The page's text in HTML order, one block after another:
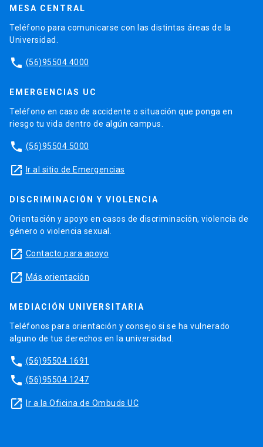
MESA CENTRAL
Teléfono para comunicarse con las distintas áreas de la
Universidad.
phone (56)95504 4000
EMERGENCIAS UC
Teléfono en caso de accidente o situación que ponga en
riesgo tu vida dentro de algún campus.
phone (56)95504 5000
launch Ir al sitio de Emergencias
DISCRIMINACIÓN Y VIOLENCIA
Orientación y apoyo en casos de discriminación, violencia de
género o violencia sexual.
launch Contacto para apoyo
launch Más orientación
MEDIACIÓN UNIVERSITARIA
Teléfonos para orientación y consejo si se ha vulnerado
alguno de tus derechos en la universidad.
phone (56)95504 1691
phone (56)95504 1247
launch Ir a la Oficina de Ombuds UC